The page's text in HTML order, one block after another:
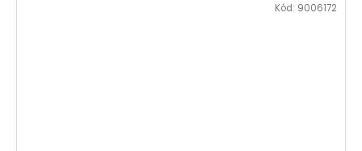
Kód: 9006172